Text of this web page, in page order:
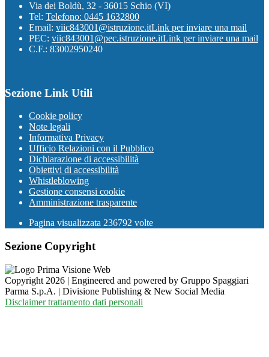
Via dei Boldù, 32 - 36015 Schio (VI)
Tel: Telefono: 0445 1632800
Email: viic843001@istruzione.itLink per inviare una mail
PEC: viic843001@pec.istruzione.itLink per inviare una mail
C.F.: 83002950240
Sezione Link Utili
Cookie policy
Note legali
Informativa Privacy
Ufficio Relazioni con il Pubblico
Dichiarazione di accessibilità
Obiettivi di accessibilità
Whistleblowing
Gestione consensi cookie
Amministrazione trasparente
Pagina visualizzata 236792 volte
Sezione Copyright
Copyright 2026 | Engineered and powered by Gruppo Spaggiari
Parma S.p.A. | Divisione Publishing & New Social Media
Disclaimer trattamento dati personali